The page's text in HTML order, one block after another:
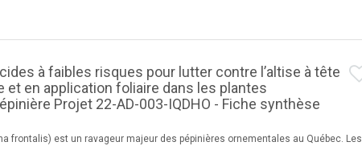
à faibles risques pour lutter contre l’altise à tête
et en application foliaire dans les plantes
Projet 22-AD-003-IQDHO - Fiche synthèse
frontalis) est un ravageur majeur des pépinières ornementales au Québec. Les